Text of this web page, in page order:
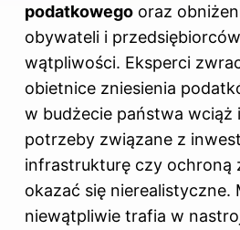
podatkowego oraz
obywateli i
wątpliwości. Eksperci
obietnice zniesienia
w budżecie państwa wciąż
potrzeby związane z
infrastrukturę czy ochroną
okazać się nierealistyczne.
niewątpliwie trafia w